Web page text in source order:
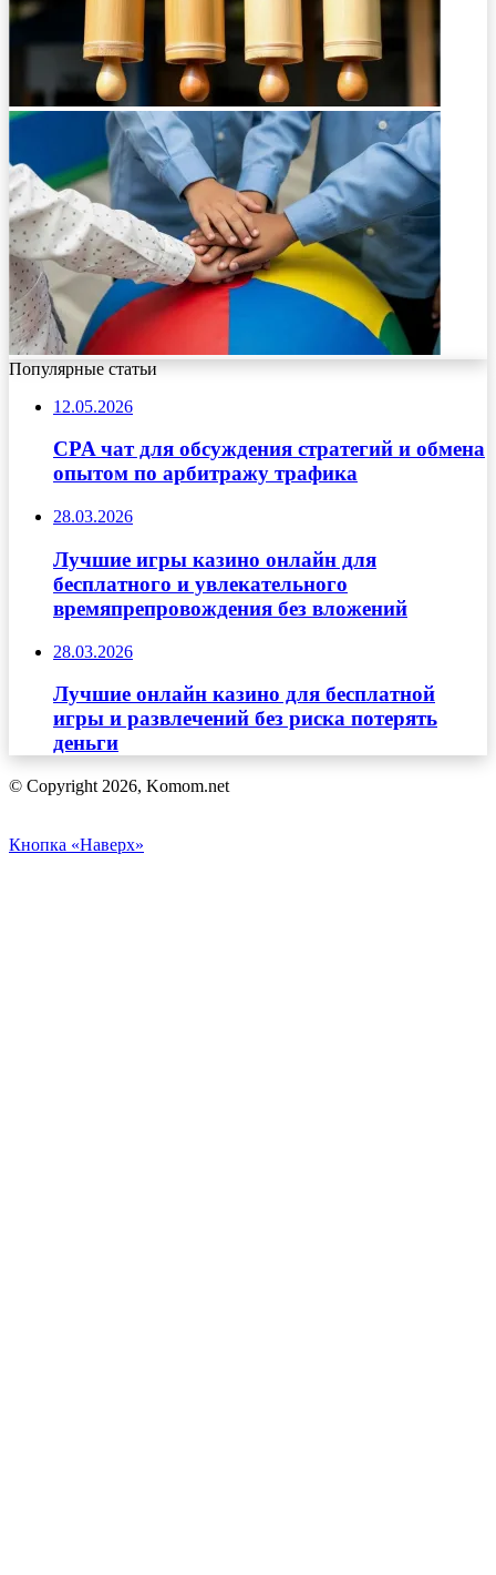
Популярные статьи
12.05.2026
CPA чат для обсуждения стратегий и обмена
опытом по арбитражу трафика
28.03.2026
Лучшие игры казино онлайн для
бесплатного и увлекательного
времяпрепровождения без вложений
28.03.2026
Лучшие онлайн казино для бесплатной
игры и развлечений без риска потерять
деньги
© Copyright 2026, Komom.net
Кнопка «Наверх»